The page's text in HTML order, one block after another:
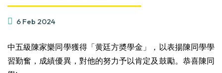
6 Feb 2024
中五級陳家樂同學獲得「黄廷方奬學金」，以表揚陳同學學
習勤奮，成績優異，對他的努力予以肯定及鼓勵。恭喜陳同